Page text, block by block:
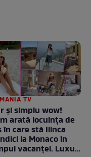
TV
și simplu wow!
arată locuința de
în care stă Ilinca
la Monaco în
vacanței. Luxul